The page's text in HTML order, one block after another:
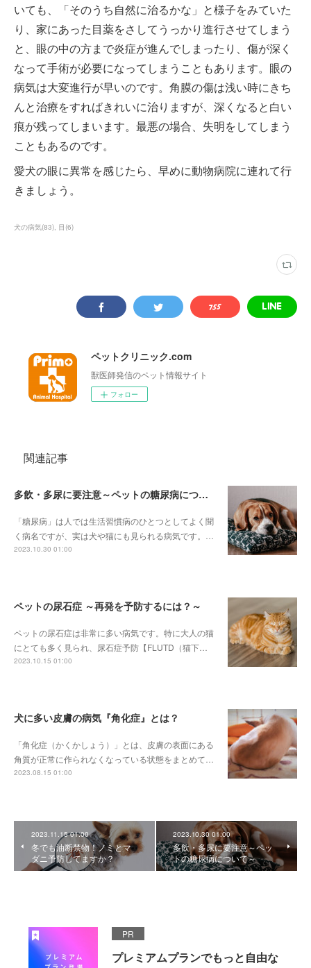
いても、「そのうち自然に治るかな」と様子をみていた
り、家にあった目薬をさしてうっかり進行させてしまう
と、眼の中の方まで炎症が進んでしまったり、傷が深く
なって手術が必要になってしまうこともあります。眼の
病気は大変進行が早いのです。角膜の傷は浅い時にきち
んと治療をすればきれいに治りますが、深くなると白い
痕が残ってしまいます。最悪の場合、失明をしてしまう
こともあるのです。
愛犬の眼に異常を感じたら、早めに動物病院に連れて行
きましょう。
犬の病気(83) 目 (6)
ペットクリニック.com
獣医師発信のペット情報サイト
フォロー
関連記事
多飲・多尿に要注意～ペットの糖尿病について～
「糖尿病」は人では生活習慣病のひとつとしてよく聞
く病名ですが、実は犬や猫にも見られる病気です。…
2023.10.30 01:00
ペットの尿石症 ～再発を予防するには？～
ペットの尿石症は非常に多い病気です。特に大人の猫
にとても多く見られ、尿石症予防【FLUTD（猫下…
2023.10.15 01:00
犬に多い皮膚の病気『角化症』とは？
「角化症（かくかしょう）」とは、皮膚の表面にある
角質が正常に作られなくなっている状態をまとめて…
2023.08.15 01:00
2023.11.15 01:00
冬でも油断禁物！ノミとマ
ダニ予防してますか？
2023.10.30 01:00
多飲・多尿に要注意～ペッ
トの糖尿病について～
PR
プレミアムプランでもっと自由な